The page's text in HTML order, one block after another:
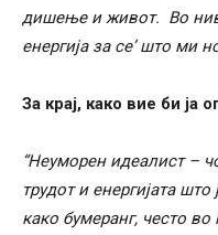
дишење и живот. Во
енергија за се’ што ми
За крај, како вие би
“Неуморен идеалист –
трудот и енергијата
како бумеранг, често